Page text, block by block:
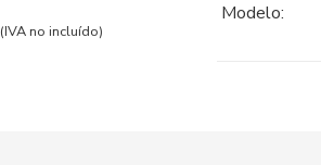
(IVA no incluído)
Modelo: